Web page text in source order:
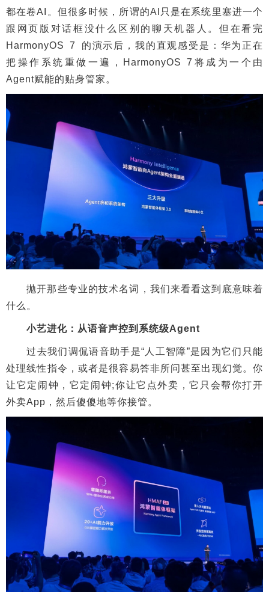
都在卷AI。但很多时候，所谓的AI只是在系统里塞进一个
跟网页版对话框没什么区别的聊天机器人。但在看完
HarmonyOS 7 的演示后，我的直观感受是：华为正在
把操作系统重做一遍，HarmonyOS 7将成为一个由
Agent赋能的贴身管家。
抛开那些专业的技术名词，我们来看看这到底意味着
什么。
小艺进化：从语音声控到系统级Agent
过去我们调侃语音助手是“人工智障”是因为它们只能
处理线性指令，或者是很容易答非所问甚至出现幻觉。你
让它定闹钟，它定闹钟;你让它点外卖，它只会帮你打开
外卖App，然后傻傻地等你接管。